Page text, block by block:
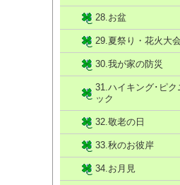
28.お盆
29.夏祭り・花火大会
30.我が家の防災
31.ハイキング･ピク
ック
32.敬老の日
33.秋のお彼岸
34.お月見